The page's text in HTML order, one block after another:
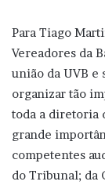
Para Tiago
Vereadores da
união da UVB e
organizar tão
toda a diretoria
grande
competentes
do Tribunal; da